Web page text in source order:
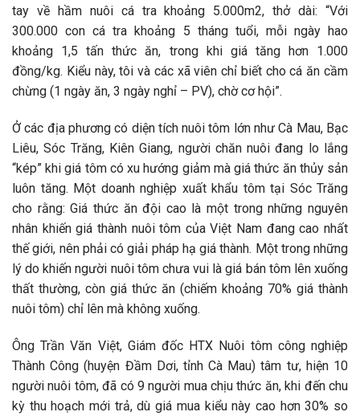
tay về hầm nuôi cá tra khoảng 5.000m2, thở dài: “Với
300.000 con cá tra khoảng 5 tháng tuổi, mỗi ngày hao
khoảng 1,5 tấn thức ăn, trong khi giá tăng hơn 1.000
đồng/kg. Kiểu này, tôi và các xã viên chỉ biết cho cá ăn cầm
chừng (1 ngày ăn, 3 ngày nghỉ – PV), chờ cơ hội”.
Ở các địa phương có diện tích nuôi tôm lớn như Cà Mau, Bạc
Liêu, Sóc Trăng, Kiên Giang, người chăn nuôi đang lo lắng
“kép” khi giá tôm có xu hướng giảm mà giá thức ăn thủy sản
luôn tăng. Một doanh nghiệp xuất khẩu tôm tại Sóc Trăng
cho rằng: Giá thức ăn đội cao là một trong những nguyên
nhân khiến giá thành nuôi tôm của Việt Nam đang cao nhất
thế giới, nên phải có giải pháp hạ giá thành. Một trong những
lý do khiến người nuôi tôm chưa vui là giá bán tôm lên xuống
thất thường, còn giá thức ăn (chiếm khoảng 70% giá thành
nuôi tôm) chỉ lên mà không xuống.
Ông Trần Văn Việt, Giám đốc HTX Nuôi tôm công nghiệp
Thành Công (huyện Đầm Dơi, tỉnh Cà Mau) tâm tư, hiện 10
người nuôi tôm, đã có 9 người mua chịu thức ăn, khi đến chu
kỳ thu hoạch mới trả, dù giá mua kiểu này cao hơn 30% so